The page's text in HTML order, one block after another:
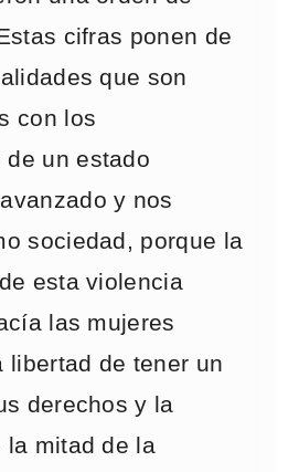
cifras ponen de
que son
con los
un estado
y nos
sociedad, porque la
esta violencia
las mujeres
libertad de tener un
derechos y la
la mitad de la